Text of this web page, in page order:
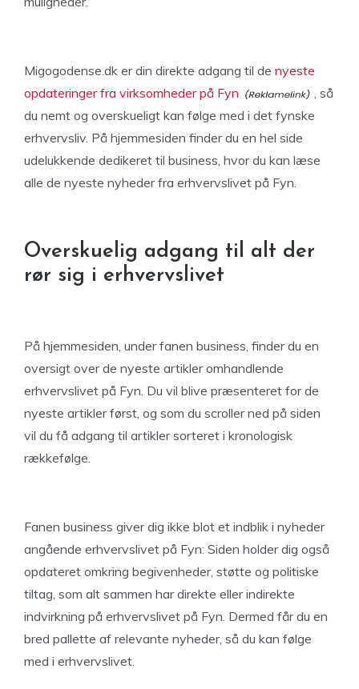
Migogodense.dk er din direkte adgang til de nyeste
opdateringer fra virksomheder på Fyn
, så
du nemt og overskueligt kan følge med i det fynske
erhvervsliv. På hjemmesiden finder du en hel side
udelukkende dedikeret til business, hvor du kan læse
alle de nyeste nyheder fra erhvervslivet på Fyn.
Overskuelig adgang til alt der
rør sig i erhvervslivet
På hjemmesiden, under fanen business, finder du en
oversigt over de nyeste artikler omhandlende
erhvervslivet på Fyn. Du vil blive præsenteret for de
nyeste artikler først, og som du scroller ned på siden
vil du få adgang til artikler sorteret i kronologisk
rækkefølge.
Fanen business giver dig ikke blot et indblik i nyheder
angående erhvervslivet på Fyn: Siden holder dig også
opdateret omkring begivenheder, støtte og politiske
tiltag, som alt sammen har direkte eller indirekte
indvirkning på erhvervslivet på Fyn. Dermed får du en
bred pallette af relevante nyheder, så du kan følge
med i erhvervslivet.